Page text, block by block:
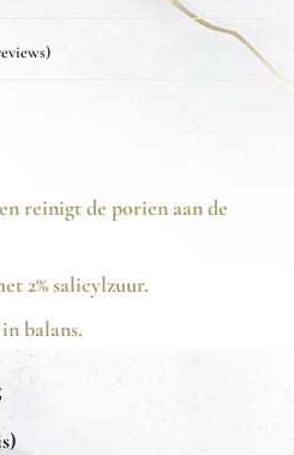
reinigt de porien aan de
2% salicylzuur.
balans.